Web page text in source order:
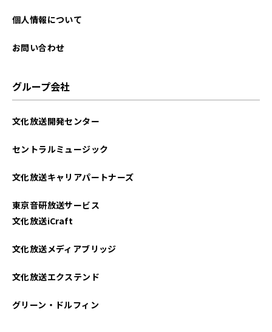
個人情報について
お問い合わせ
グループ会社
文化放送開発センター
セントラルミュージック
文化放送キャリアパートナーズ
東京音研放送サービス
文化放送iCraft
文化放送メディアブリッジ
文化放送エクステンド
グリーン・ドルフィン